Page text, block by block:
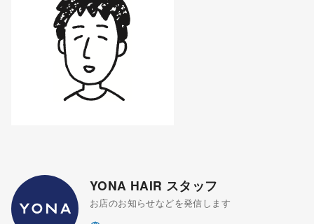
YONA HAIR スタッフ
お店のお知らせなどを発信します